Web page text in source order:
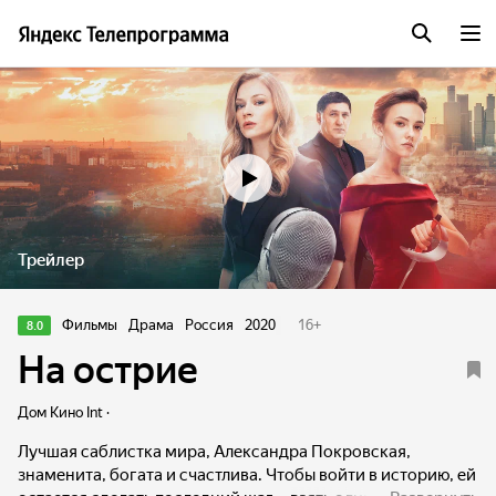
Трейлер
8.0 Фильмы Драма Россия 2020 16+
На острие
Дом Кино Int ·
Лучшая саблистка мира, Александра Покровская,
знаменита, богата и счастлива. Чтобы войти в историю, ей